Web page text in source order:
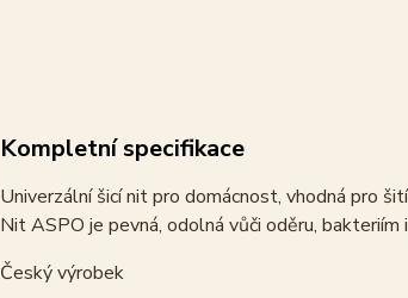
Kompletní specifikace
Univerzální šicí nit pro domácnost, vhodná pro
Nit ASPO je pevná, odolná vůči oděru,
Český výrobek